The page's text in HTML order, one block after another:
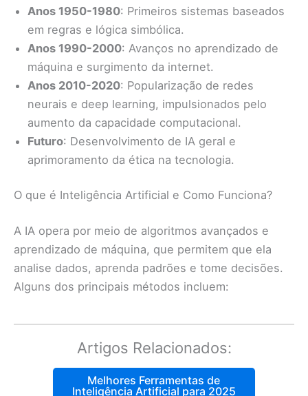
Anos 1950-1980: Primeiros sistemas baseados
em regras e lógica simbólica.
Anos 1990-2000: Avanços no aprendizado de
máquina e surgimento da internet.
Anos 2010-2020: Popularização de redes
neurais e deep learning, impulsionados pelo
aumento da capacidade computacional.
Futuro: Desenvolvimento de IA geral e
aprimoramento da ética na tecnologia.
O que é Inteligência Artificial e Como Funciona?
A IA opera por meio de algoritmos avançados e
aprendizado de máquina, que permitem que ela
analise dados, aprenda padrões e tome decisões.
Alguns dos principais métodos incluem:
Artigos Relacionados:
Melhores Ferramentas de
Inteligência Artificial para 2025